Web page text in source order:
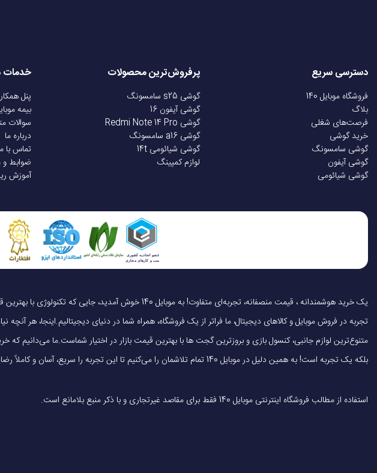
دسترسی سریع
فروشگاه موبایل 140
بلاگ
فرصت‌های شغلی
خرید گوشی
گوشی سامسونگ
گوشی آیفون
گوشی شیائومی
پرفروش‌ترین محصولات
گوشی s25 سامسونگ
گوشی آیفون 16
گوشی Redmi Note 14 Pro
گوشی a16 سامسونگ
گوشی شیائومی 14t
لوازم کمپینگ
خدمات
پنل همکار
بیمه
سوالات
درباره ما
تماس با
ضوابط و
آموزش
تجربه در فروش موبایل و کالاهای دیجیتال، ما فراتر از یک فروشگاه، همراه شما در دنیای دیجیتالیم.اینجا، هر آنچه
متنوع‌ترین لوازم جانبی، کنسول بازی و بروزترین گجت ها با بهترین قیمت بازار در اختیار شماست.ما
بلکه یک تجربه است! به همین دلیل در موبایل 140 تمام تلاشمان را می‌کنیم تا این تجربه را سریع، آسان و کاملاً رضایت‌بخش کنیم.
استفاده از مطالب فروشگاه اینترنتی موبایل 140 فقط برای مقاصد غیرتجاری و با ذکر منبع بلامانع است.